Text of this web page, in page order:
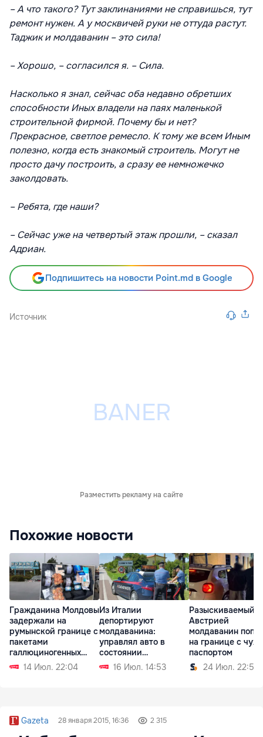
– А что такого? Тут заклинаниями не справишься, тут
ремонт нужен. А у москвичей руки не оттуда растут.
Таджик и молдаванин – это сила!
– Хорошо, – согласился я. – Сила.
Насколько я знал, сейчас оба недавно обретших
способности Иных владели на паях маленькой
строительной фирмой. Почему бы и нет?
Прекрасное, светлое ремесло. К тому же всем Иным
полезно, когда есть знакомый строитель. Могут не
просто дачу построить, а сразу ее немножечко
заколдовать.
– Ребята, где наши?
– Сейчас уже на четвертый этаж прошли, – сказал
Адриан.
Подпишитесь на новости Point.md в Google
Источник
Разместить рекламу на сайте
Похожие новости
Гражданина Молдовы
задержали на
румынской границе с
пакетами
галлюциногенных
грибов14 Июл. 22:04
Из Италии
депортируют
молдаванина:
управлял авто в
состоянии
алкогольного
опьянения
16 Июл. 14:53
Разыскиваемый
Австрией
молдаванин
на границе с
паспортом
24 Июл. 22:59
Gazeta 28 января 2015, 16:36 2 315